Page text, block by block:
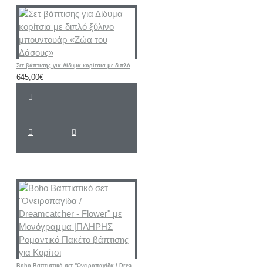
Σετ βάπτισης για Δίδυμα κορίτσια με διπλό ξύλινο μπουντουάρ «Ζώα του Δάσους»
645,00€
Boho Βαπτιστικό σετ "Ονειροπαγίδα / Dreamcatcher - Flower" με Μονόγραμμα |ΠΛΗΡΗΣ Ρομαντικό Πακέτο βάπτισης για Κορίτσι